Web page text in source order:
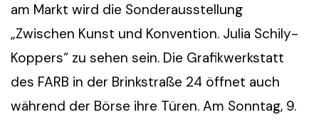
am Markt wird die Sonderausstellung
„Zwischen Kunst und Konvention. Julia Schily-
Koppers“ zu sehen sein. Die Grafikwerkstatt
des FARB in der Brinkstraße 24 öffnet auch
während der Börse ihre Türen. Am Sonntag, 9.